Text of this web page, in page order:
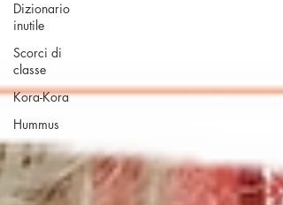
Dizionario
inutile
Scorci di
classe
Kora-Kora
Hummus